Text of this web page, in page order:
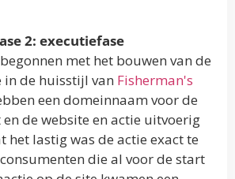
2: executiefase
met het bouwen van de
in de huisstijl van Fisherman's
een domeinnaam voor de
de website en actie uitvoerig
het lastig was de actie exact te
die al voor de start